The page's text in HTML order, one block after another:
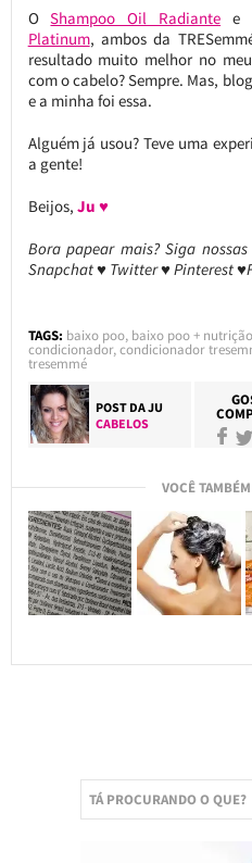
OShampoo Oil Radiante e
Platinum, ambos da
resultado muito melhor no
com o cabelo? Sempre. Mas,
e a minha foi essa.
Alguém já usou? Teve uma
a gente!
Beijos, Ju ♥
Bora papear mais? Siga
Snapchat ♥ Twitter ♥ Pinterest
TAGS: baixo poo, baixo poo + nutrição
condicionador,condicionador
tresemmé
POST DAJU
CABELOS
VOCÊ